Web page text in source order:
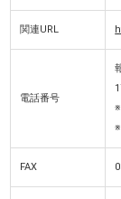
関連URL
電話番号
FAX